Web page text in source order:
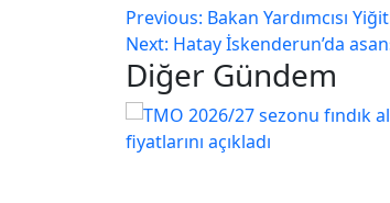
Previous: Bakan Yardımcısı
Next: Hatay İskenderun’da
Diğer Gündem